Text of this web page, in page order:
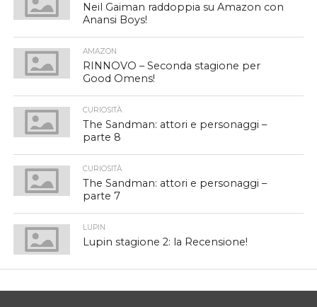
Neil Gaiman raddoppia su Amazon con
Anansi Boys!
AMAZON
RINNOVO – Seconda stagione per
Good Omens!
CURIOSITÀ
The Sandman: attori e personaggi –
parte 8
CURIOSITÀ
The Sandman: attori e personaggi –
parte 7
LUPIN
Lupin stagione 2: la Recensione!